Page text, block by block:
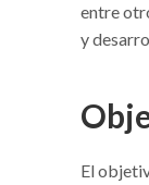
entre
y
El